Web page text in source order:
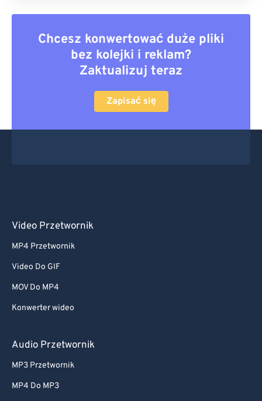
Chcesz konwertować duże pliki
bez kolejki i reklam?
Zaktualizuj teraz
Zapisać się
Video Przetwornik
MP4 Przetwornik
Video Do GIF
MOV Do MP4
Konwerter wideo
Audio Przetwornik
MP3 Przetwornik
MP4 Do MP3